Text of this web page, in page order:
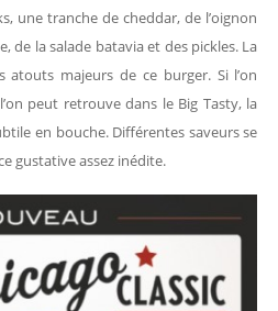
une tranche de cheddar, de l’oignon
de la salade batavia et des pickles. La
majeurs de ce burger. Si l’on
peut retrouve dans le Big Tasty, la
en bouche. Différentes saveurs se
gustative assez inédite.